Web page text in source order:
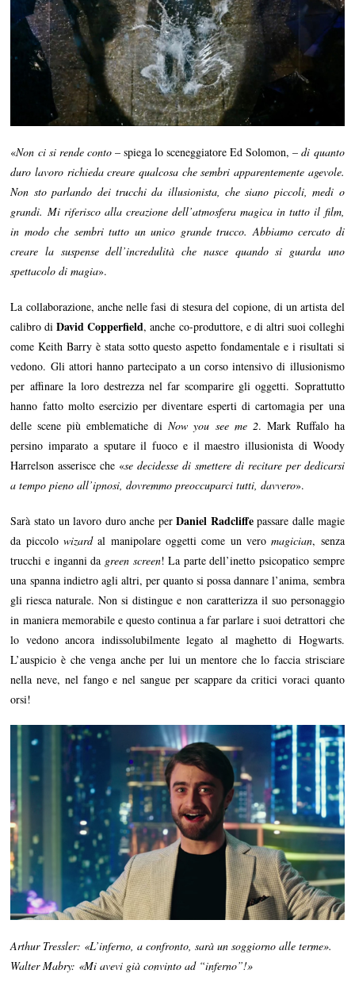
«Non ci si rende conto – spiega lo sceneggiatore Ed Solomon, –di quanto
duro lavoro richieda creare qualcosa che sembri apparentemente agevole.
Non sto parlando dei trucchi da illusionista, che siano piccoli, medi o
grandi. Mi riferisco alla creazione dell’atmosfera magica in tutto il film,
in modo che sembri tutto un unico grande trucco. Abbiamo cercato di
creare la suspense dell’incredulità che nasce quando si guarda uno
spettacolo di magia».
La collaborazione, anche nelle fasi di stesura del copione, di un artista del
calibro diDavid Copperfield, anche co-produttore, e di altri suoi colleghi
come Keith Barry è stata sotto questo aspetto fondamentale e i risultati si
vedono. Gli attori hanno partecipato a un corso intensivo di illusionismo
per affinare la loro destrezza nel far scomparire gli oggetti. Soprattutto
hanno fatto molto esercizio per diventare esperti di cartomagia per una
delle scene più emblematiche diNow you see me 2. Mark Ruffalo ha
persino imparato a sputare il fuoco e il maestro illusionista di Woody
Harrelson asserisce che «se decidesse di smettere di recitare per dedicarsi
a tempo pieno all’ipnosi, dovremmo preoccuparci tutti, davvero».
Sarà stato un lavoro duro anche perDaniel Radcliffepassare dalle magie
da piccolowizardal manipolare oggetti come un veromagician, senza
trucchi e inganni da green screen! La parte dell’inetto psicopatico sempre
una spanna indietro agli altri, per quanto si possa dannare l’anima, sembra
gli riesca naturale. Non si distingue e non caratterizza il suo personaggio
in maniera memorabile e questo continua a far parlare i suoi detrattori che
lo vedono ancora indissolubilmente legato al maghetto di Hogwarts.
L’auspicio è che venga anche per lui un mentore che lo faccia strisciare
nella neve, nel fango e nel sangue per scappare da critici voraci quanto
orsi!
Arthur Tressler: «L’inferno, a confronto, sarà un soggiorno alle terme».
Walter Mabry: «Mi avevi già convinto ad “inferno”!»